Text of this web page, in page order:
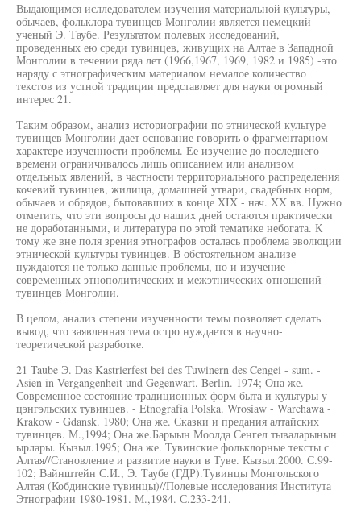
Выдающимся ислледователем изучения материальной культуры,
обычаев, фольклора тувинцев Монголии является немецкий
ученый Э. Таубе. Результатом полевых исследований,
проведенных ею среди тувинцев, живущих на Алтае в Западной
Монголии в течении ряда лет (1966,1967, 1969, 1982 и 1985) -это
наряду с этнографическим материалом немалое количество
текстов из устной традиции представляет для науки огромный
интерес 21.
Таким образом, анализ историографии по этнической культуре
тувинцев Монголии дает основание говорить о фрагментарном
характере изученности проблемы. Ее изучение до последнего
времени ограничивалось лишь описанием или анализом
отдельных явлений, в частности территориального распределения
кочевий тувинцев, жилища, домашней утвари, свадебных норм,
обычаев и обрядов, бытовавших в конце XIX - нач. XX вв. Нужно
отметить, что эти вопросы до наших дней остаются практически
не доработанными, и литература по этой тематике небогата. К
тому же вне поля зрения этнографов осталась проблема эволюции
этнической культуры тувинцев. В обстоятельном анализе
нуждаются не только данные проблемы, но и изучение
современных этнополитических и межэтнических отношений
тувинцев Монголии.
В целом, анализ степени изученности темы позволяет сделать
вывод, что заявленная тема остро нуждается в научно-
теоретической разработке.
21 Taube Э. Das Kastrierfest bei des Tuwinern des Cengei - sum. -
Asien in Vergangenheit und Gegenwart. Berlin. 1974; Она же.
Современное состояние традиционных форм быта и культуры у
цэнгэльских тувинцев. - Etnografía Polska. Wrosiaw - Warchawa -
Krakow - Gdansk. 1980; Она же. Сказки и предания алтайских
тувинцев. М.,1994; Она же.Барыын Моолда Сенгел тываларынын
ырлары. Кызыл.1995; Она же. Тувинские фольклорные тексты с
Алтая//Становление и развитие науки в Туве. Кызыл.2000. С.99-
102; Вайнштейн С.И., Э. Таубе (ГДР).Тувинцы Монгольского
Алтая (Кобдинские тувинцы)//Полевые исследования Института
Этнографии 1980-1981. М.,1984. С.233-241.